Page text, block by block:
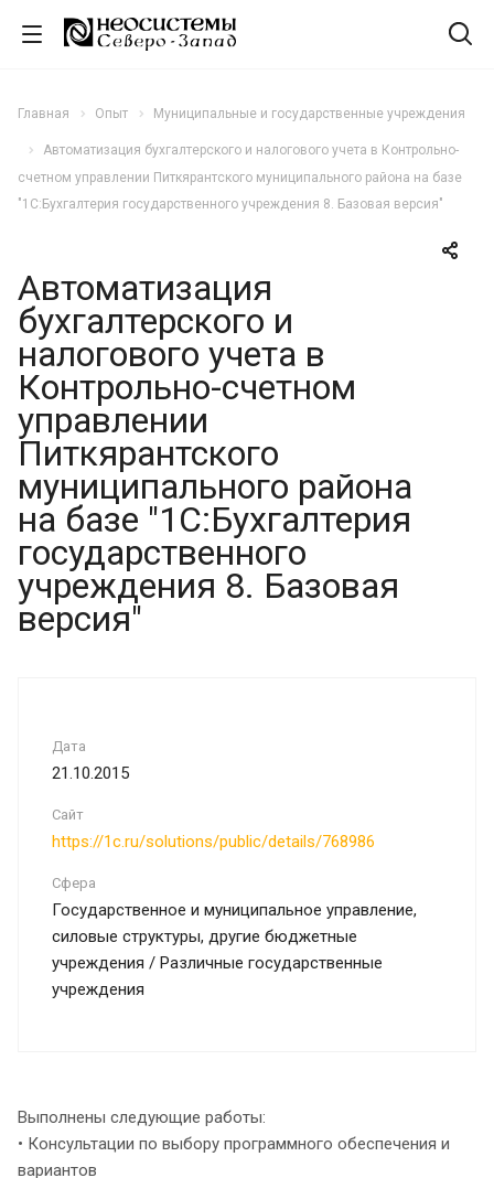
Главная Опыт Муниципальные и государственные учреждения
Автоматизация бухгалтерского и налогового учета в Контрольно-
счетном управлении Питкярантского муниципального района на базе
"1С:Бухгалтерия государственного учреждения 8. Базовая версия"
Автоматизация
бухгалтерского и
налогового учета в
Контрольно-счетном
управлении
Питкярантского
муниципального района
на базе "1С:Бухгалтерия
государственного
учреждения 8. Базовая
версия"
Дата
21.10.2015
Сайт
https://1c.ru/solutions/public/details/768986
Сфера
Государственное и муниципальное управление,
силовые структуры, другие бюджетные
учреждения / Различные государственные
учреждения
Выполнены следующие работы:
• Консультации по выбору программного обеспечения и
вариантов